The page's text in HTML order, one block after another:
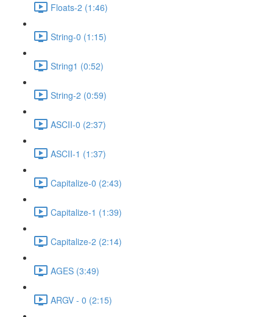
Floats-2 (1:46)
String-0 (1:15)
String1 (0:52)
String-2 (0:59)
ASCII-0 (2:37)
ASCII-1 (1:37)
Capitalize-0 (2:43)
Capitalize-1 (1:39)
Capitalize-2 (2:14)
AGES (3:49)
ARGV - 0 (2:15)